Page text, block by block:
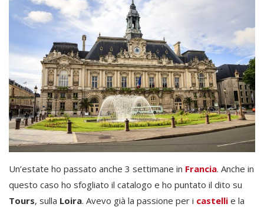
Un’estate ho passato anche 3 settimane in Francia. Anche in
questo caso ho sfogliato il catalogo e ho puntato il dito su
Tours, sulla Loira. Avevo già la passione per i castelli e la